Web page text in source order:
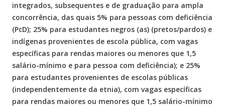
integrados, subsequentes e de graduação para ampla
concorrência, das quais 5% para pessoas com deficiência
(PcD); 25% para estudantes negros (as) (pretos/pardos) e
indígenas provenientes de escola pública, com vagas
específicas para rendas maiores ou menores que 1,5
salário-mínimo e para pessoa com deficiência); e 25%
para estudantes provenientes de escolas públicas
(independentemente da etnia), com vagas específicas
para rendas maiores ou menores que 1,5 salário-mínimo